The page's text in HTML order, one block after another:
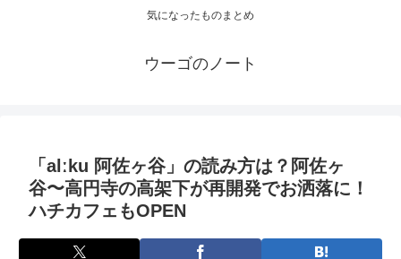
気になったものまとめ
ウーゴのノート
「alːku 阿佐ヶ谷」の読み方は？阿佐ヶ
谷〜高円寺の高架下が再開発でお洒落に！
ハチカフェもOPEN